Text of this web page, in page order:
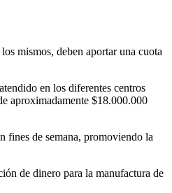
mismos, deben aportar una cuota
en los diferentes centros
aproximadamente $18.000.000
fines de semana, promoviendo la
de dinero para la manufactura de